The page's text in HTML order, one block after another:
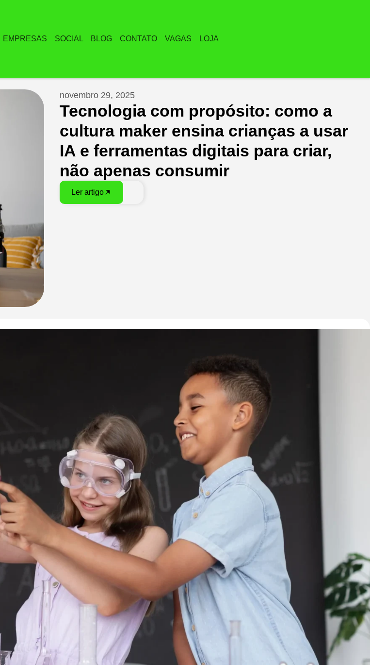
EMPRESAS SOCIAL BLOG CONTATO VAGAS LOJA
novembro 29, 2025
Tecnologia com propósito: como a
cultura maker ensina crianças a usar
IA e ferramentas digitais para criar,
não apenas consumir
Ler artigo